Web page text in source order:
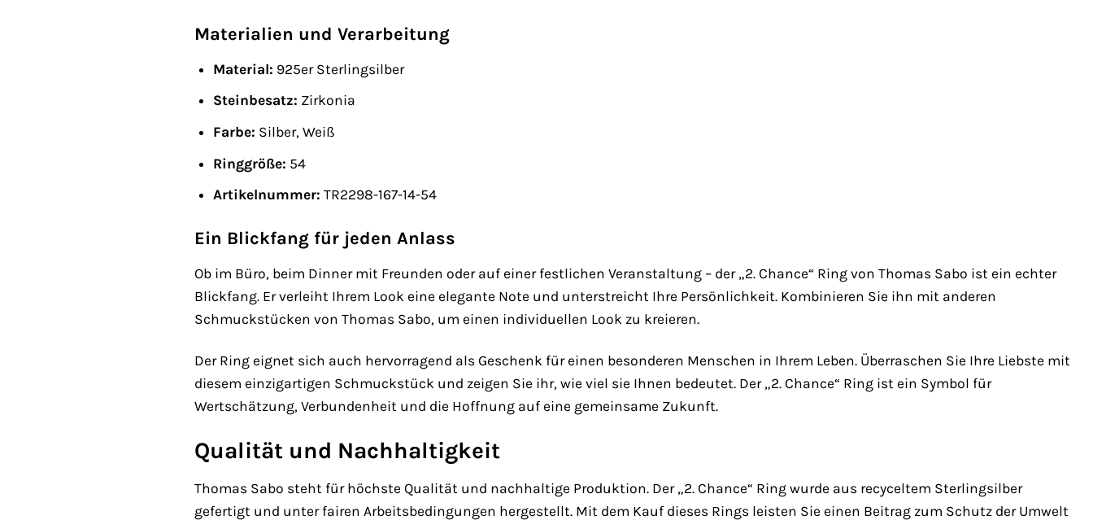
Materialien und Verarbeitung
Material: 925er Sterlingsilber
Steinbesatz: Zirkonia
Farbe: Silber, Weiß
Ringgröße: 54
Artikelnummer: TR2298-167-14-54
Ein Blickfang für jeden Anlass
Ob im Büro, beim Dinner mit Freunden oder auf einer festlichen Veranstaltung – der „2. Chance“ Ring von Thomas Sabo ist ein echter
Blickfang. Er verleiht Ihrem Look eine elegante Note und unterstreicht Ihre Persönlichkeit. Kombinieren Sie ihn mit anderen
Schmuckstücken von Thomas Sabo, um einen individuellen Look zu kreieren.
Der Ring eignet sich auch hervorragend als Geschenk für einen besonderen Menschen in Ihrem Leben. Überraschen Sie Ihre Liebste mit
diesem einzigartigen Schmuckstück und zeigen Sie ihr, wie viel sie Ihnen bedeutet. Der „2. Chance“ Ring ist ein Symbol für
Wertschätzung, Verbundenheit und die Hoffnung auf eine gemeinsame Zukunft.
Qualität und Nachhaltigkeit
Thomas Sabo steht für höchste Qualität und nachhaltige Produktion. Der „2. Chance“ Ring wurde aus recyceltem Sterlingsilber
gefertigt und unter fairen Arbeitsbedingungen hergestellt. Mit dem Kauf dieses Rings leisten Sie einen Beitrag zum Schutz der Umwelt